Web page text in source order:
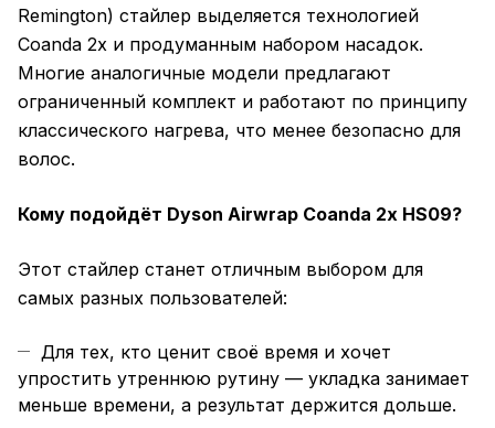
Remington) стайлер выделяется технологией
Coanda 2x и продуманным набором насадок.
Многие аналогичные модели предлагают
ограниченный комплект и работают по принципу
классического нагрева, что менее безопасно для
волос.
Кому подойдёт Dyson Airwrap Coanda 2x HS09?
Этот стайлер станет отличным выбором для
самых разных пользователей:
Для тех, кто ценит своё время и хочет
упростить утреннюю рутину — укладка занимает
меньше времени, а результат держится дольше.